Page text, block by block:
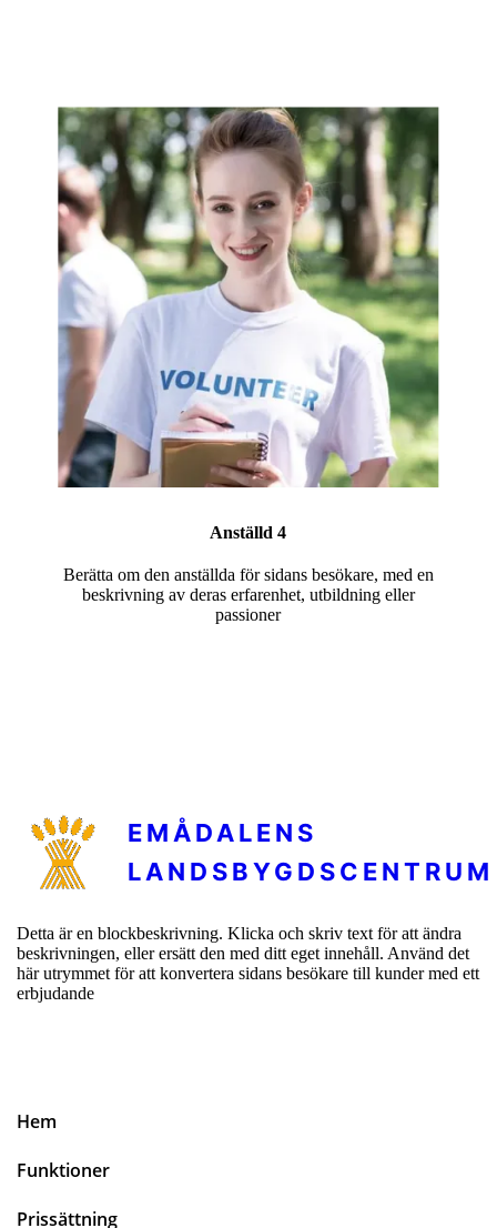
Anställd 4
Berätta om den anställda för sidans besökare, med en
beskrivning av deras erfarenhet, utbildning eller
passioner
EMÅDALENS
LANDSBYGDSCENTRUM
Detta är en blockbeskrivning. Klicka och skriv text för att ändra
beskrivningen, eller ersätt den med ditt eget innehåll. Använd det
här utrymmet för att konvertera sidans besökare till kunder med ett
erbjudande
Hem
Funktioner
Prissättning